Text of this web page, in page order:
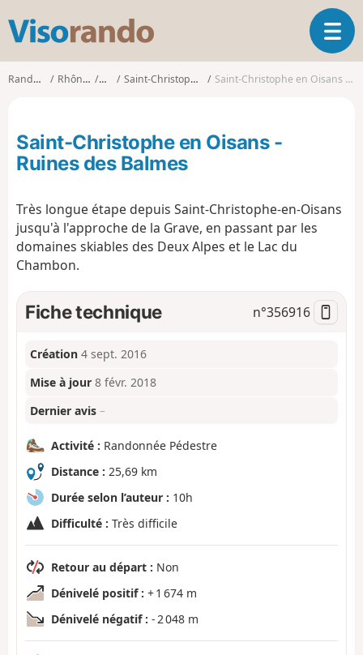
s
o
d
o
O
u
v
i
n
Randonnées Rhône-Alpes IsèreSaint-Christophe-en-Oisans Saint-Christophe en Oisans - Ruines des Balmes
Saint-Christophe en Oisans -
Ruines des Balmes
Très longue étape depuis Saint-Christophe-en-Oisans
jusqu'à l'approche de la Grave, en passant par les
domaines skiables des Deux Alpes et le Lac du
Chambon.
Fiche technique n°356916
Création 4 sept. 2016
Mise à jour 8 févr. 2018
Dernier avis –
Activité : Randonnée Pédestre
Distance : 25,69 km
Durée selon l’auteur : 10h
Difficulté : Très difficile
Retour au départ : Non
Dénivelé positif : + 1 674 m
Dénivelé négatif : - 2 048 m